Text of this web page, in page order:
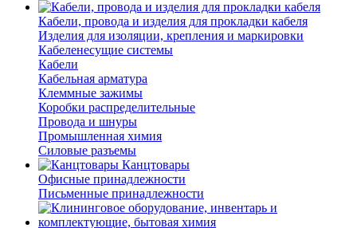
Кабели, провода и изделия для прокладки кабеля
Изделия для изоляции, крепления и маркировки
Кабеленесущие системы
Кабели
Кабельная арматура
Клеммные зажимы
Коробки распределительные
Провода и шнуры
Промышленная химия
Силовые разъемы
Канцтовары
Офисные принадлежности
Письменные принадлежности